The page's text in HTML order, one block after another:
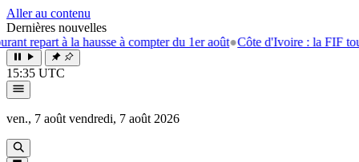
Aller au contenu
Dernières nouvelles
la hausse à compter du 1er août●Côte d'Ivoire : la FIF tourne la page
15:35 UTC
ven., 7 août vendredi, 7 août 2026